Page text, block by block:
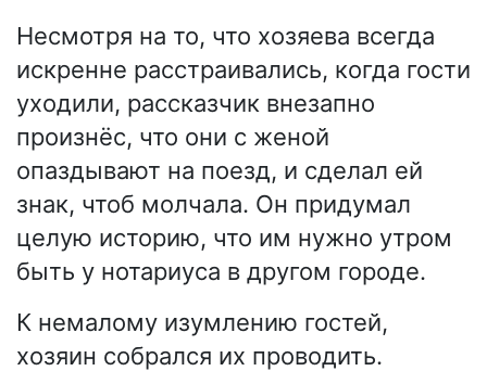
Несмотря на то, что хозяева всегда
искренне расстраивались, когда гости
уходили, рассказчик внезапно
произнёс, что они с женой
опаздывают на поезд, и сделал ей
знак, чтоб молчала. Он придумал
целую историю, что им нужно утром
быть у нотариуса в другом городе.
К немалому изумлению гостей,
хозяин собрался их проводить.